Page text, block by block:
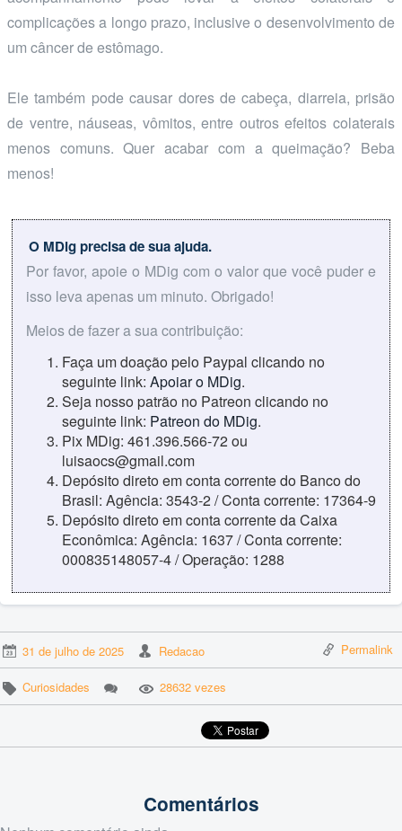
complicações a longo prazo, inclusive o desenvolvimento de
um câncer de estômago.
Ele também pode causar dores de cabeça, diarreia, prisão
de ventre, náuseas, vômitos, entre outros efeitos colaterais
menos comuns. Quer acabar com a queimação? Beba
menos!
O MDig precisa de sua ajuda.
Por favor, apoie o MDig com o valor que você puder e
isso leva apenas um minuto. Obrigado!
Meios de fazer a sua contribuição:
Faça um doação pelo Paypal clicando no
seguinte link: Apoiar o MDig.
Seja nosso patrão no Patreon clicando no
seguinte link: Patreon do MDig.
Pix MDig: 461.396.566-72 ou
luisaocs@gmail.com
Depósito direto em conta corrente do Banco do
Brasil: Agência: 3543-2 / Conta corrente: 17364-9
Depósito direto em conta corrente da Caixa
Econômica: Agência: 1637 / Conta corrente:
000835148057-4 / Operação: 1288
31 de julho de 2025 Redacao Permalink
Curiosidades 28632 vezes
Comentários